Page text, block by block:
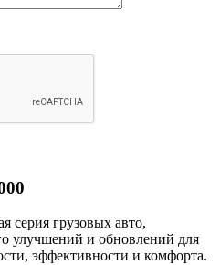
серия грузовых авто,
улучшений и обновлений для
эффективности и комфорта.